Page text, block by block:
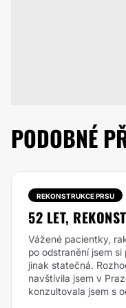
PODOBNÉ
REKONSTRUKCE PRSU
52 LET,
Vážené pacientky,
po odstranění jsem
jinak statečná.
navštívila jsem v
konzultovala jsem s